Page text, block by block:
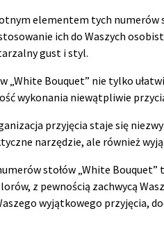
elementem tych numerów
ich do Waszych
gust i styl.
„White Bouquet” nie tylko
wykonania niewątpliwie
przyjęcia staje się
narzędzie, ale również
stołów „White
z pewnością zachwycą
wyjątkowego przyjęcia,